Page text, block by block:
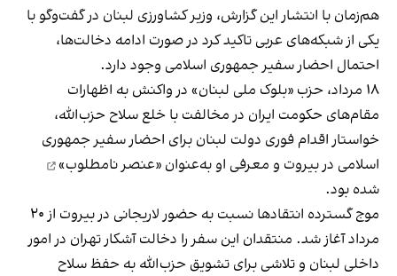
هم‌زمان با انتشار این گزارش، وزیر کشاورزی لبنان در گفت‌وگو با
یکی از شبکه‌های عربی تاکید کرد در صورت ادامه دخالت‌ها،
احتمال احضار سفیر جمهوری اسلامی وجود دارد.
۱۸ مرداد، حزب «بلوک ملی لبنان» در واکنش به اظهارات
مقام‌های حکومت ایران در مخالفت با خلع سلاح حزب‌الله،
خواستار اقدام فوری دولت لبنان برای احضار سفیر جمهوری
اسلامی در بیروت و معرفی او به‌عنوان «عنصر نامطلوب»
شده بود.
موج گسترده انتقادها نسبت به حضور لاریجانی در بیروت از ۲۰
مرداد آغاز شد. منتقدان این سفر را دخالت آشکار تهران در امور
داخلی لبنان و تلاشی برای تشویق حزب‌الله به حفظ سلاح